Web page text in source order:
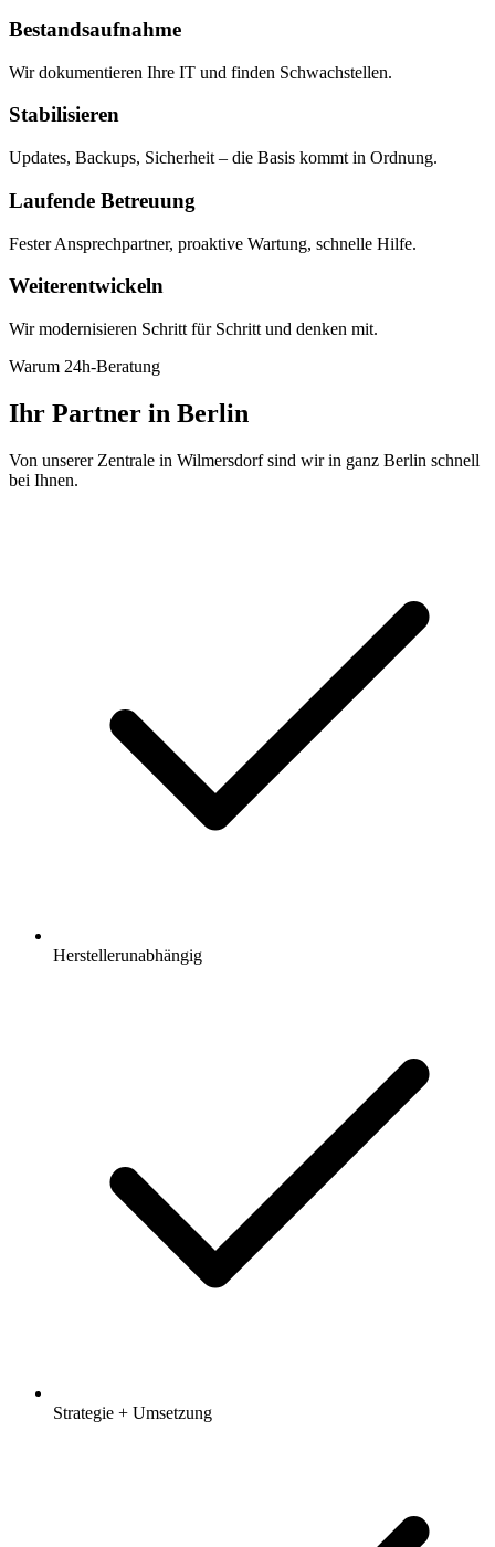
Bestandsaufnahme
Wir dokumentieren Ihre IT und finden Schwachstellen.
Stabilisieren
Updates, Backups, Sicherheit – die Basis kommt in Ordnung.
Laufende Betreuung
Fester Ansprechpartner, proaktive Wartung, schnelle Hilfe.
Weiterentwickeln
Wir modernisieren Schritt für Schritt und denken mit.
Warum 24h-Beratung
Ihr Partner in Berlin
Von unserer Zentrale in Wilmersdorf sind wir in ganz Berlin schnell
bei Ihnen.
Herstellerunabhängig
Strategie + Umsetzung